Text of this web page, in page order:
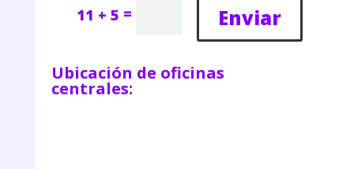
11 + 5 = Enviar
Ubicación de oficinas
centrales: